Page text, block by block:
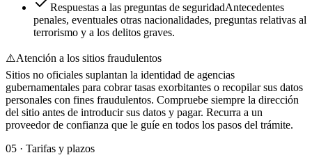
Respuestas a las preguntas de seguridadAntecedentes
penales, eventuales otras nacionalidades, preguntas relativas al
terrorismo y a los delitos graves.
⚠️Atención a los sitios fraudulentos
Sitios no oficiales suplantan la identidad de agencias
gubernamentales para cobrar tasas exorbitantes o recopilar sus datos
personales con fines fraudulentos. Compruebe siempre la dirección
del sitio antes de introducir sus datos y pagar. Recurra a un
proveedor de confianza que le guíe en todos los pasos del trámite.
05 · Tarifas y plazos